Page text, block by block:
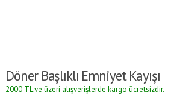
Döner Başlıklı Emniyet Kayışı
2000 TL ve üzeri alışverişlerde kargo ücretsizdir.